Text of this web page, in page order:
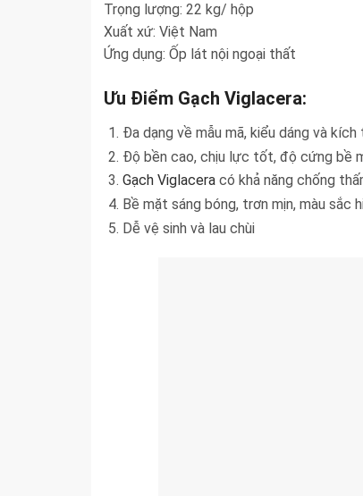
Trọng lượng: 22 kg/ hộp
Xuất xứ: Việt Nam
Ứng dụng: Ốp lát nội ngoại thất
Ưu Điểm Gạch Viglacera:
Đa dạng về mẫu mã, kiểu dáng và
Độ bền cao, chịu lực tốt, độ cứng bề
Gạch Viglaceracó khả năng chống
Bề mặt sáng bóng, trơn mịn, màu sắc
Dễ vệ sinh và lau chùi